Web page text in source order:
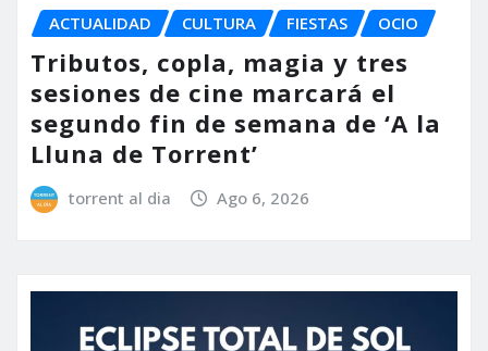
ACTUALIDAD CULTURA FIESTAS OCIO
Tributos, copla, magia y tres
sesiones de cine marcará el
segundo fin de semana de ‘A la
Lluna de Torrent’
torrent al dia Ago 6, 2026